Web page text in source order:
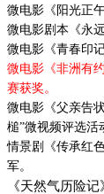
微电影《阳光正
微电影剧本《永
微电影《青春印
微电影《非洲有
赛获奖。
微电影《父亲告
槌”微视频评选活
情景剧《传承红
军。
《天然气历险